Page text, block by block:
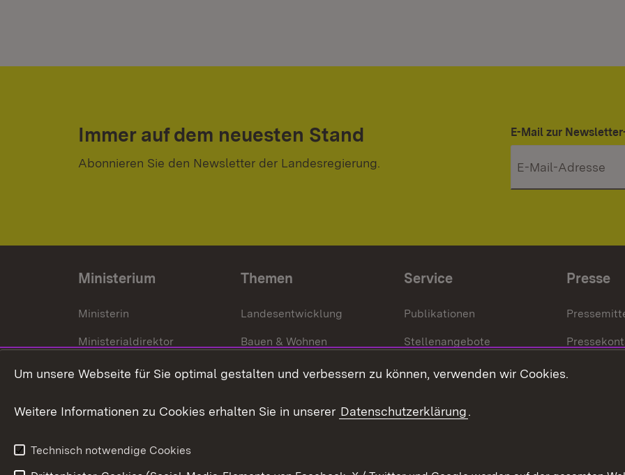
Immer auf dem neuesten Stand
Abonnieren Sie den Newsletter der Landesregierung.
E-Mail zur
Ministerium
Ministerin
Ministerialdirektor
Organisation und Aufgaben
Themen
Landesentwicklung
Bauen & Wohnen
Städtebau
Service
Publikationen
Stellenangebote
Kontakt
Presse
Um unsere Webseite für Sie optimal gestalten und verbessern zu können, verwenden wir Cookies.
Weitere Informationen zu Cookies erhalten Sie in unserer Datenschutzerklärung.
Technisch notwendige Cookies